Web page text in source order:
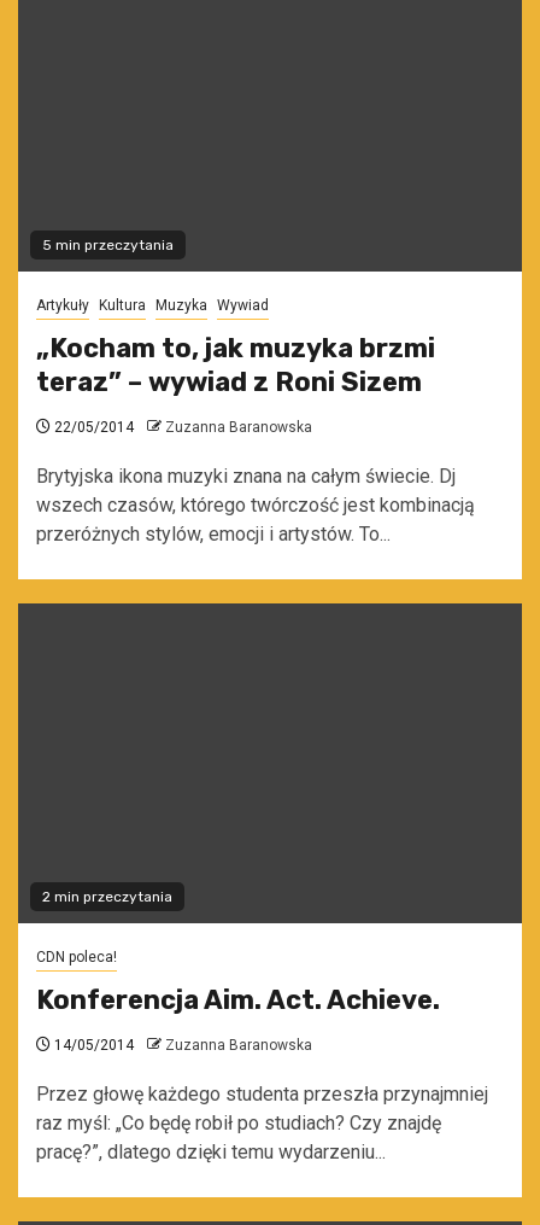
5 min przeczytania
Artykuły Kultura Muzyka Wywiad
„Kocham to, jak muzyka brzmi
teraz” – wywiad z Roni Sizem
22/05/2014 Zuzanna Baranowska
Brytyjska ikona muzyki znana na całym świecie. Dj
wszech czasów, którego twórczość jest kombinacją
przeróżnych stylów, emocji i artystów. To...
2 min przeczytania
CDN poleca!
Konferencja Aim. Act. Achieve.
14/05/2014 Zuzanna Baranowska
Przez głowę każdego studenta przeszła przynajmniej
raz myśl: „Co będę robił po studiach? Czy znajdę
pracę?”, dlatego dzięki temu wydarzeniu...